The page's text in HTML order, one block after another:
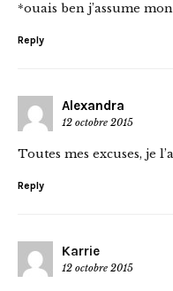
*ouais ben j’assume
Reply
Alexandra
12 octobre 2015
Toutes mes excuses, je
Reply
Karrie
12 octobre 2015